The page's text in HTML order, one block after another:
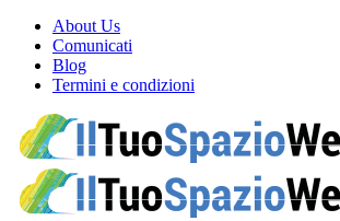
About Us
Comunicati
Blog
Termini e condizioni